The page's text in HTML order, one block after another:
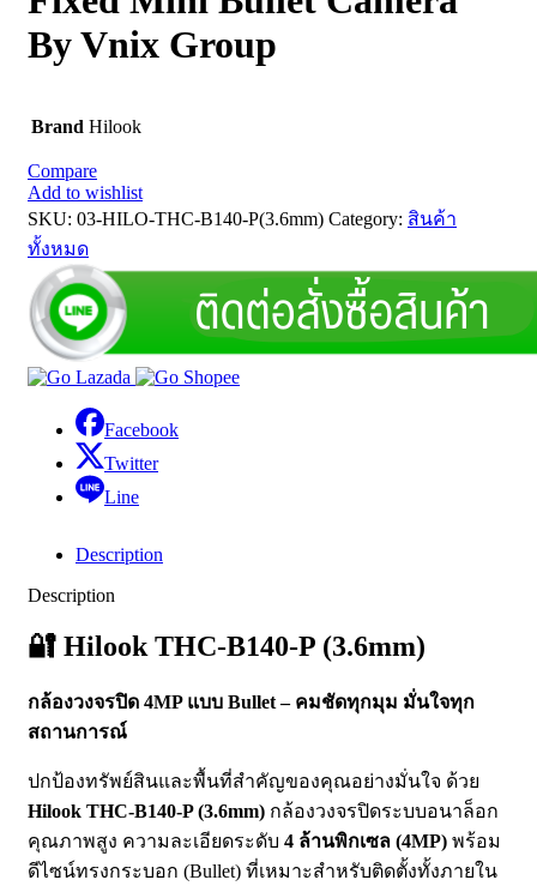
By Vnix Group
Brand Hilook
Compare
Add to wishlist
SKU: 03-HILO-THC-B140-P(3.6mm) Category: สินค้า
ทั้งหมด
Facebook
Twitter
Line
Description
Description
🔐 Hilook THC-B140-P (3.6mm)
กล้องวงจรปิด 4MP แบบ Bullet – คมชัดทุกมุม มั่นใจทุก
สถานการณ์
ปกป้องทรัพย์สินและพื้นที่สำคัญของคุณอย่างมั่นใจ ด้วย
Hilook THC-B140-P (3.6mm) กล้องวงจรปิดระบบอนาล็อก
คุณภาพสูง ความละเอียดระดับ 4 ล้านพิกเซล (4MP) พร้อม
ดีไซน์ทรงกระบอก (Bullet) ที่เหมาะสำหรับติดตั้งทั้งภายใน